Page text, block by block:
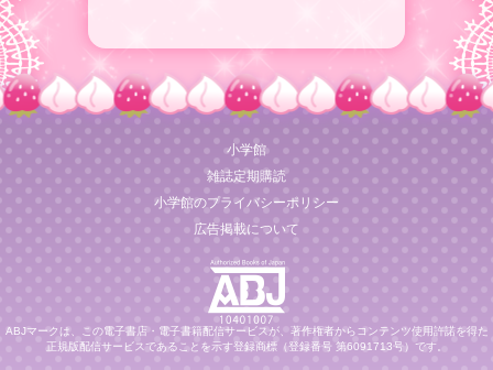
小学館
雑誌定期購読
小学館のプライバシーポリシー
広告掲載について
ABJマークは、この電子書店・電子書籍配信サービスが、著作権者からコンテンツ使用許諾を得た
正規版配信サービスであることを示す登録商標（登録番号 第6091713号）です。